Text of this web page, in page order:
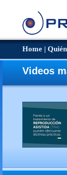
Home |
Videos